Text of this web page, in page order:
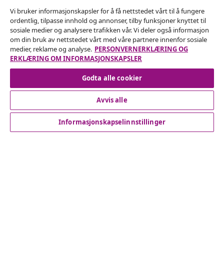
Angre på kontrakten
Send inn en angrerett for bestillingen din.
Angre på kontrakten
Kundeservice
Vi bruker informasjonskapsler for å få nettstedet vårt til å fungere
ordentlig, tilpasse innhold og annonser, tilby funksjoner knyttet til
sosiale medier og analysere trafikken vår. Vi deler også informasjon
om din bruk av nettstedet vårt med våre partnere innenfor sosiale
medier, reklame og analyse. PERSONVERNERKLÆRING OG
ERKLÆRING OM INFORMASJONSKAPSLER
Godta alle cookier
Avvis alle
Informasjonskapselinnstillinger